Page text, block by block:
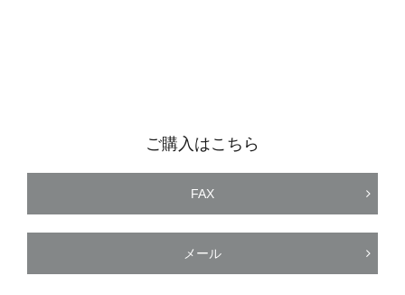
ご購入はこちら
FAX
メール